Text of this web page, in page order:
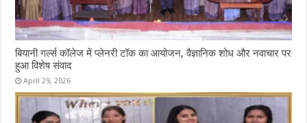
बियानी गर्ल्स कॉलेज में प्लेनरी टॉक का आयोजन, वैज्ञानिक शोध और नवाचार पर
हुआ विशेष संवाद
April 29, 2026